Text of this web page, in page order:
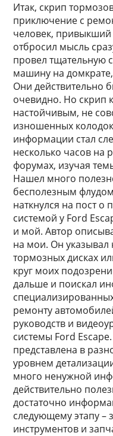
Итак, скрип
приключение с
человек, привыкший
отбросил мысль
провел тщательную
машину на
Они действительно
очевидно. Но скрип
настойчивым, не
изношенных
информации стал
несколько часов на
форумах, изучая
Нашел много
бесполезным
наткнулся на пост о
системой у Ford
и мой. Автор
на мои. Он
тормозных дисках
круг моих
дальше и поискал
ремонту
руководств и
системы Ford
представлена в
уровнем
много ненужной
действительно
достаточно
следующему этапу –
инструментов и